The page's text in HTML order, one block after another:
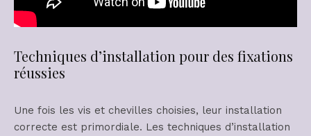
Techniques d’installation pour des fixations
réussies
Une fois les vis et chevilles choisies, leur installation
correcte est primordiale. Les techniques d’installation